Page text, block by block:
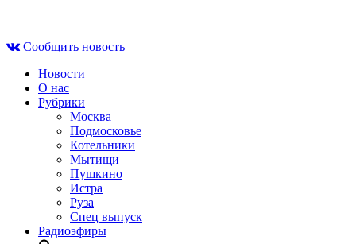
contentСообщить новость
Новости
О нас
Рубрики
Москва
Подмосковье
Котельники
Мытищи
Пушкино
Истра
Руза
Спец выпуск
Радиоэфиры